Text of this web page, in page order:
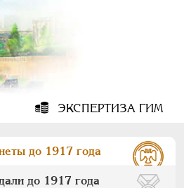
ЭКСПЕРТИЗА ГИМ
до 1917 года
до 1917 года